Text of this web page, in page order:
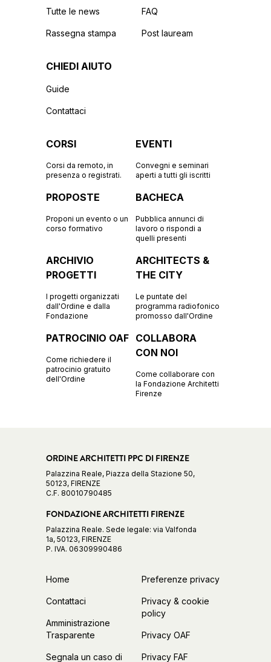
Tutte le news
Rassegna stampa
FAQ
Post lauream
CHIEDI AIUTO
Guide
Contattaci
CORSI
Corsi da remoto, in
presenza o registrati.
EVENTI
Convegni e seminari
aperti a tutti gli iscritti
PROPOSTE
Proponi un evento o un
corso formativo
BACHECA
Pubblica annunci di
lavoro o rispondi a
quelli presenti
ARCHIVIO
PROGETTI
I progetti organizzati
dall'Ordine e dalla
Fondazione
ARCHITECTS &
THE CITY
Le puntate del
programma radiofonico
promosso dall'Ordine
PATROCINIO OAF
Come richiedere il
patrocinio gratuito
dell'Ordine
COLLABORA
CON NOI
Come collaborare con
la Fondazione Architetti
Firenze
ORDINE ARCHITETTI PPC DI FIRENZE
Palazzina Reale, Piazza della Stazione 50,
50123, FIRENZE
C.F. 80010790485
FONDAZIONE ARCHITETTI FIRENZE
Palazzina Reale. Sede legale: via Valfonda
1a, 50123, FIRENZE
P. IVA. 06309990486
Home
Contattaci
Amministrazione
Trasparente
Segnala un caso di
Preferenze privacy
Privacy & cookie
policy
Privacy OAF
Privacy FAF